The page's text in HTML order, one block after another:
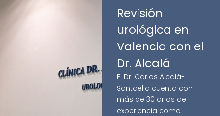
Revisión
urológica en
Valencia con el
Dr. Alcalá
El Dr. Carlos Alcalá-
Santaella cuenta con
más de 30 años de
experiencia como